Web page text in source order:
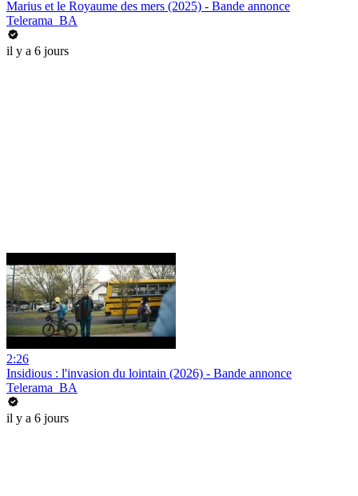
Marius et le Royaume des mers (2025) - Bande annonce
Telerama_BA
il y a 6 jours
2:26
Insidious : l'invasion du lointain (2026) - Bande annonce
Telerama_BA
il y a 6 jours